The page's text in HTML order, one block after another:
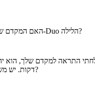
האם המקדם שלי יכול לשחק איתי ב-Duo הלילה?
דקות. יש משהו נוסף לגבי ההזמנה?